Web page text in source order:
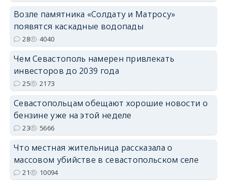
Возле памятника «Солдату и Матросу»
появятся каскадные водопады
28 4040
Чем Севастополь намерен привлекать
инвесторов до 2039 года
25 2173
Севастопольцам обещают хорошие новости о
бензине уже на этой неделе
23 5666
Что местная жительница рассказала о
массовом убийстве в севастопольском селе
21 10094